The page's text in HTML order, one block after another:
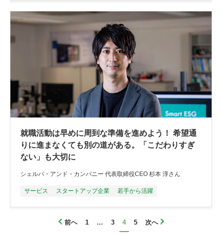
就職活動は早めに周到な準備を進めよう！ 希望通
りに進まなくても別の道がある。「こだわりすぎ
ない」も大切に
シェルパ・アンド・カンパニー 代表取締役CEO 杉本 淳さん
サービス スタートアップ企業 若手から活躍
前へ 1 … 3 4 5 次へ